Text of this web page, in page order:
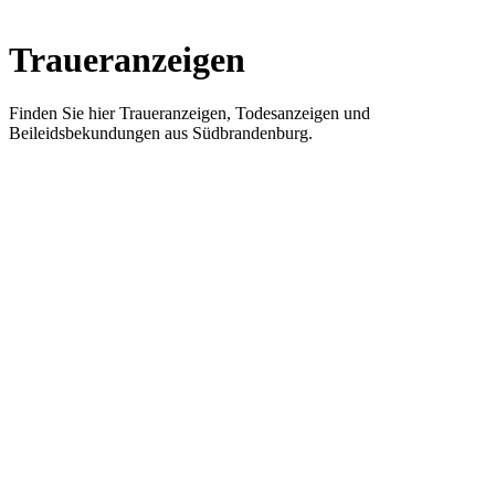
Traueranzeigen
Finden Sie hier Traueranzeigen, Todesanzeigen und
Beileidsbekundungen aus Südbrandenburg.